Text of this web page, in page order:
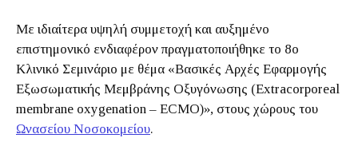
Με ιδιαίτερα υψηλή συμμετοχή και αυξημένο
επιστημονικό ενδιαφέρον πραγματοποιήθηκε το 8ο
Κλινικό Σεμινάριο με θέμα «Βασικές Αρχές Εφαρμογής
Εξωσωματικής Μεμβράνης Οξυγόνωσης (Extracorporeal
membrane oxygenation – ECMO)», στους χώρους του
Ωνασείου Νοσοκομείου.